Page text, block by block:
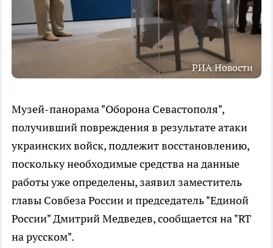
РИА Новости
Музей-панорама "Оборона Севастополя",
получивший повреждения в результате атаки
украинских войск, подлежит восстановлению,
поскольку необходимые средства на данные
работы уже определены, заявил заместитель
главы Совбеза России и председатель "Единой
России" Дмитрий Медведев, сообщается на "RT
на русском".